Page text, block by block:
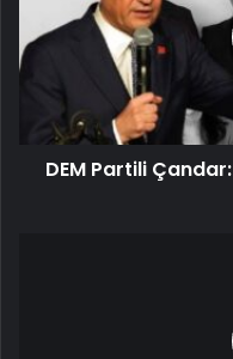
DEM Partili